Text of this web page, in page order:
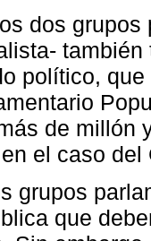
dos
político,
de millón
el caso
grupos
que